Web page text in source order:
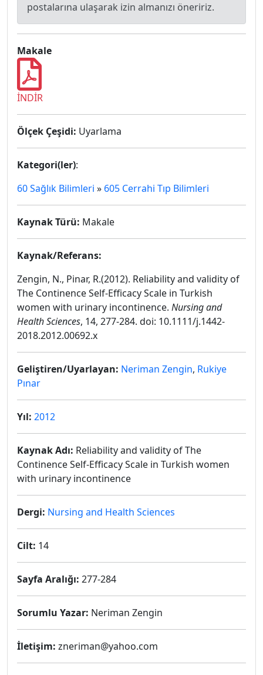
postalarına ulaşarak izin almanızı öneririz.
Makale
İNDİR
Ölçek Çeşidi: Uyarlama
Kategori(ler):
60 Sağlık Bilimleri » 605 Cerrahi Tıp Bilimleri
Kaynak Türü: Makale
Kaynak/Referans:
Zengin, N., Pinar, R.(2012). Reliability and validity of
The Continence Self-Efficacy Scale in Turkish
women with urinary incontinence. Nursing and
Health Sciences, 14, 277-284. doi: 10.1111/j.1442-
2018.2012.00692.x
Geliştiren/Uyarlayan: Neriman Zengin, Rukiye
Pınar
Yıl: 2012
Kaynak Adı: Reliability and validity of The
Continence Self-Efficacy Scale in Turkish women
with urinary incontinence
Dergi: Nursing and Health Sciences
Cilt: 14
Sayfa Aralığı: 277-284
Sorumlu Yazar: Neriman Zengin
İletişim: zneriman@yahoo.com